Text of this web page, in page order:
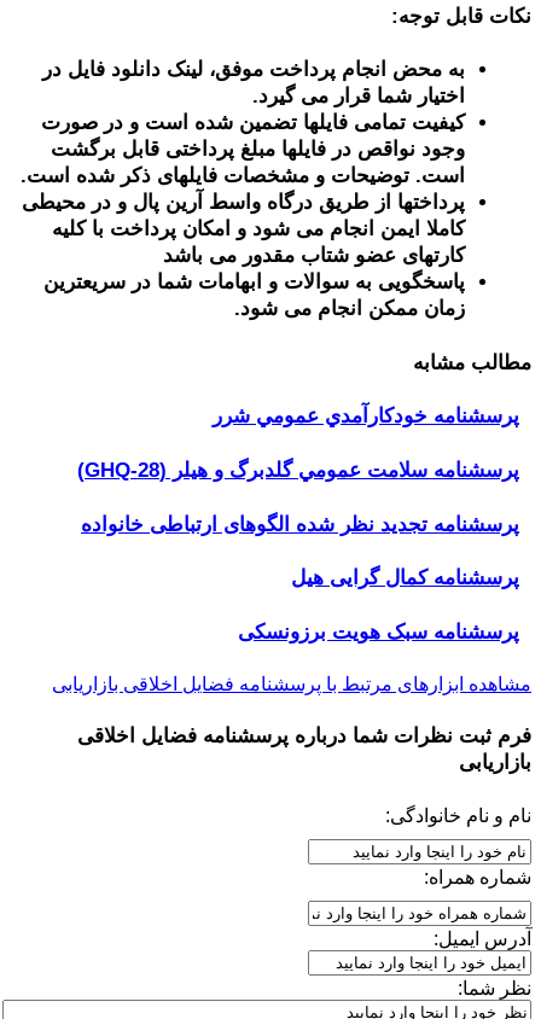
نکات قابل توجه:
به محض انجام پرداخت موفق، لینک دانلود فایل در
اختیار شما قرار می گیرد.
کیفیت تمامی فایلها تضمین شده است و در صورت
وجود نواقص در فایلها مبلغ پرداختی قابل برگشت
است. توضیحات و مشخصات فایلهای ذکر شده است.
پرداختها از طریق درگاه واسط آرین پال و در محیطی
کاملا ایمن انجام می شود و امکان پرداخت با کلیه
کارتهای عضو شتاب مقدور می باشد
پاسخگویی به سوالات و ابهامات شما در سریعترین
زمان ممکن انجام می شود.
مطالب مشابه
پرسشنامه خودكارآمدي عمومي شرر
پرسشنامه سلامت عمومي گلدبرگ و هیلر (GHQ-28)
پرسشنامه تجدید نظر شده الگوهای ارتباطی خانواده
پرسشنامه کمال گرایی هیل
پرسشنامه سبک هویت برزونسکی
مشاهده ابزارهای مرتبط با پرسشنامه فضایل اخلاقی بازاریابی
فرم ثبت نظرات شما درباره پرسشنامه فضایل اخلاقی
بازاریابی
نام و نام خانوادگی:
شماره همراه:
آدرس ایمیل:
نظر شما: